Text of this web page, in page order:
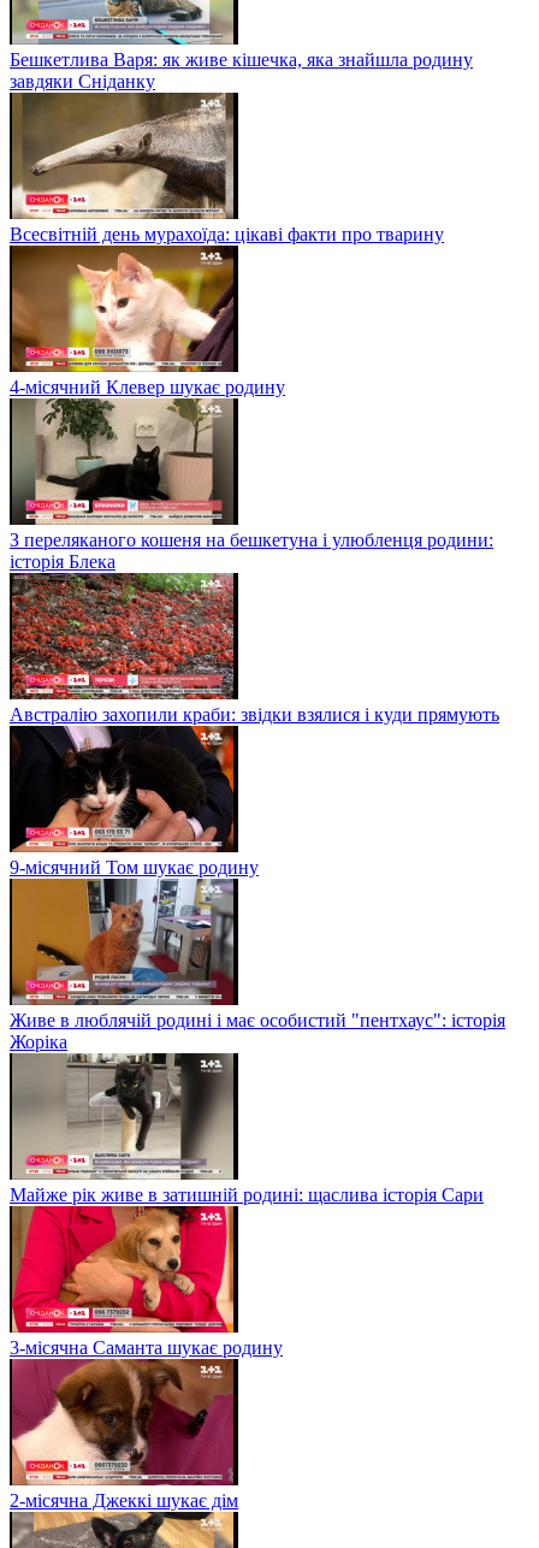
Бешкетлива Варя: як живе кішечка, яка знайшла родину
завдяки Сніданку
Всесвітній день мурахоїда: цікаві факти про тварину
4-місячний Клевер шукає родину
З переляканого кошеня на бешкетуна і улюбленця родини:
історія Блека
Австралію захопили краби: звідки взялися і куди прямують
9-місячний Том шукає родину
Живе в люблячій родині і має особистий "пентхаус": історія
Жоріка
Майже рік живе в затишній родині: щаслива історія Сари
3-місячна Саманта шукає родину
2-місячна Джеккі шукає дім